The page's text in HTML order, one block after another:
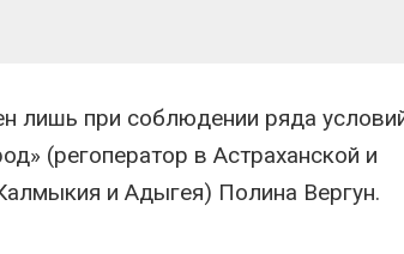
лишь при соблюдении ряда
(регоператор в Астраханской и
и Адыгея) Полина Вергун.